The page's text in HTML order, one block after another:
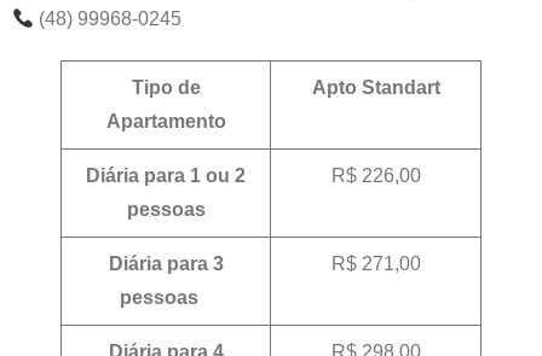
(48) 99968-0245
Tipo de
Apartamento
Apto Standart
Diária para 1 ou 2
pessoas
R$ 226,00
Diária para 3
pessoas
R$ 271,00
Diária para 4
R$ 298,00